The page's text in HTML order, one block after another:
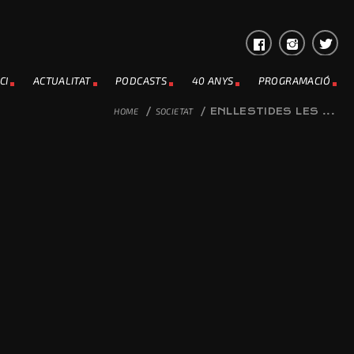
ACTUALITAT PODCASTS 40 ANYS PROGRAMACIÓ
HOME / SOCIETAT / ENLLESTIDES LES ...